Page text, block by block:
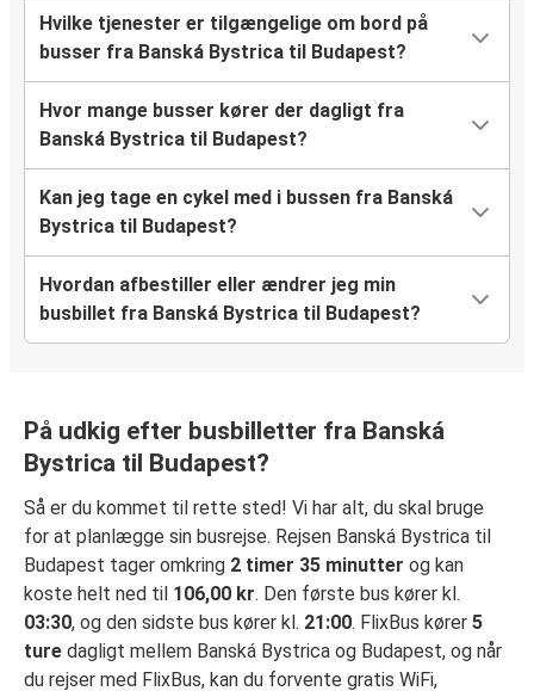
Hvilke tjenester er tilgængelige om bord på
busser fra Banská Bystrica til Budapest?
Hvor mange busser kører der dagligt fra
Banská Bystrica til Budapest?
Kan jeg tage en cykel med i bussen fra Banská
Bystrica til Budapest?
Hvordan afbestiller eller ændrer jeg min
busbillet fra Banská Bystrica til Budapest?
På udkig efter busbilletter fra Banská
Bystrica til Budapest?
Så er du kommet til rette sted! Vi har alt, du skal bruge
for at planlægge sin busrejse. Rejsen Banská Bystrica til
Budapest tager omkring 2 timer 35 minutter og kan
koste helt ned til 106,00 kr. Den første bus kører kl.
03:30, og den sidste bus kører kl. 21:00. FlixBus kører 5
ture dagligt mellem Banská Bystrica og Budapest, og når
du rejser med FlixBus, kan du forvente gratis WiFi,